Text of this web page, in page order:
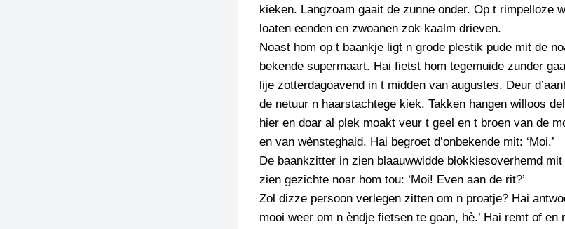
SCHRIEFWEDSTRIED
FLYER
INZENDENS
PERSBERICHT
SCHRIEFWEDSTRIED
INZENDENS
JURYRAPPORT
PERSBERICHT
SCHRIEFWEDSTRIED
2026
FLYER
STRIPS
TIEDSCHRIFT
KREUZE
RECEPTEN
SPREUKEN
VEURDRACHTEN
kieken. Langzoam gaait de zunne onder. Op t rimpelloze
loaten eenden en zwoanen zok kaalm drieven.
Noast hom op t baankje ligt n grode plestik pude mit de
bekende supermaart. Hai fietst hom tegemuide zunder
lije zotterdagoavend in t midden van augustes. Deur
de netuur n haarstachtege kiek. Takken hangen willoos
hier en doar al plek moakt veur t geel en t broen van de
en van wènsteghaid. Hai begroet d’onbekende mit: ‘Moi.’
De baankzitter in zien blaauwwidde blokkiesoverhemd
zien gezichte noar hom tou: ‘Moi! Even aan de rit?’
Zol dizze persoon verlegen zitten om n proatje? Hai
mooi weer om n èndje fietsen te goan, hè.’ Hai remt of en